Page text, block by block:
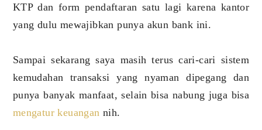
KTP dan form pendaftaran satu lagi karena kantor
yang dulu mewajibkan punya akun bank ini.
Sampai sekarang saya masih terus cari-cari sistem
kemudahan transaksi yang nyaman dipegang dan
punya banyak manfaat, selain bisa nabung juga bisa
mengatur keuangan nih.